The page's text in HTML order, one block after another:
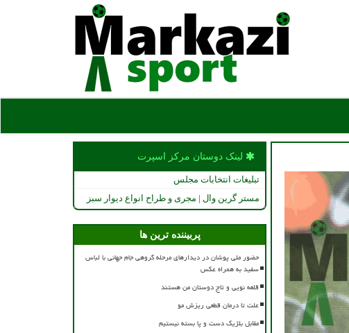
لینک دوستان مركز اسپرت
تبلیغات انتخابات مجلس
مستر گرین وال | مجری و طراح انواع دیوار سبز
پربیننده ترین ها
حضور ملی پوشان در دیدارهای مرحله گروهی جام جهانی با لباس
سفید به همراه عکس
قلعه نویی و تاج دوستان من هستند
علت تا درمان قطعی ریزش مو
مقابل بلژیک دست و پا بسته نیستیم